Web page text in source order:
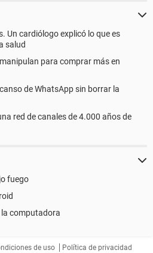
Un cardiólogo explicó lo que es
salud
para comprar más en
de WhatsApp sin borrar la
red de canales de 4.000 años de
fuego
la computadora
de uso Política de privacidad